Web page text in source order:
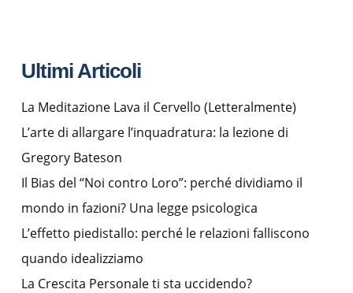
Ultimi Articoli
La Meditazione Lava il Cervello (Letteralmente)
L’arte di allargare l’inquadratura: la lezione di
Gregory Bateson
Il Bias del “Noi contro Loro”: perché dividiamo il
mondo in fazioni? Una legge psicologica
L’effetto piedistallo: perché le relazioni falliscono
quando idealizziamo
La Crescita Personale ti sta uccidendo?